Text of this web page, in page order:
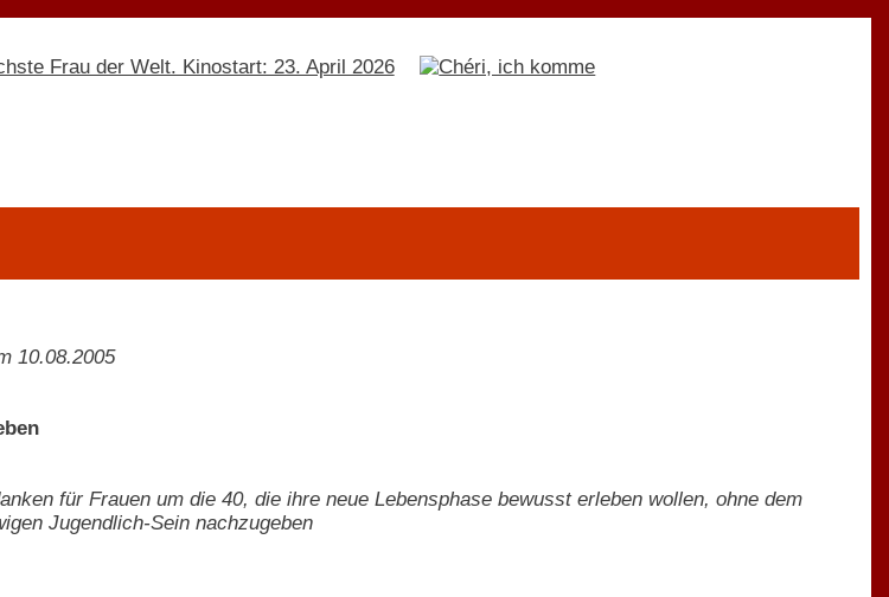
10.08.2005
für Frauen um die 40, die ihre neue Lebensphase bewusst erleben wollen, ohne dem
Jugendlich-Sein nachzugeben